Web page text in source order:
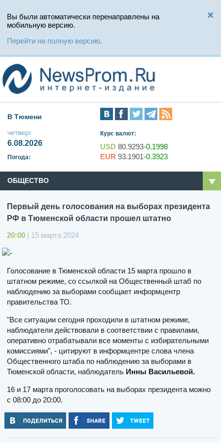
Вы были автоматически перенаправлены на
мобильную версию.
Перейти на полную версию.
В Тюмени
четверг
6.08.2026
Погода:
Курс валют:
USD 80.9293-0.1998
EUR 93.1901-0.3923
ОБЩЕСТВО
Первый день голосования на выборах президента
РФ в Тюменской области прошел штатно
20:00 | 15 марта 2024
Голосование в Тюменской области 15 марта прошло в
штатном режиме, со ссылкой на Общественный штаб по
наблюдению за выборами сообщает информцентр
правительства ТО.
"Все ситуации сегодня проходили в штатном режиме,
наблюдатели действовали в соответствии с правилами,
оперативно отрабатывали все моменты с избирательными
комиссиями", - цитируют в информцентре слова члена
Общественного штаба по наблюдению за выборами в
Тюменской области, наблюдатель Инны Васильевой.
16 и 17 марта проголосовать на выборах президента можно
с 08:00 до 20:00.